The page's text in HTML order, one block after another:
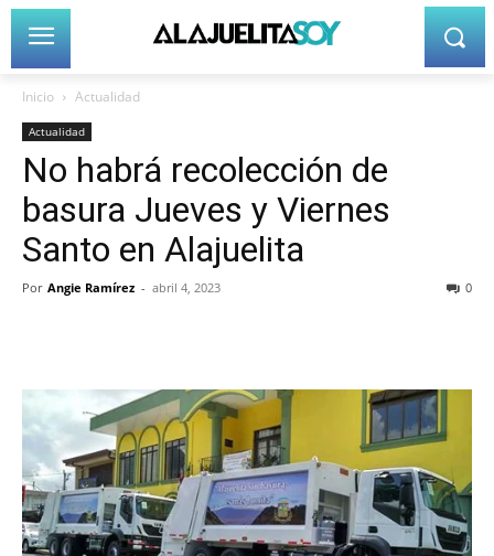
Inicio Actualidad
Actualidad
No habrá recolección de
basura Jueves y Viernes
Santo en Alajuelita
Por Angie Ramírez - abril 4, 2023 0